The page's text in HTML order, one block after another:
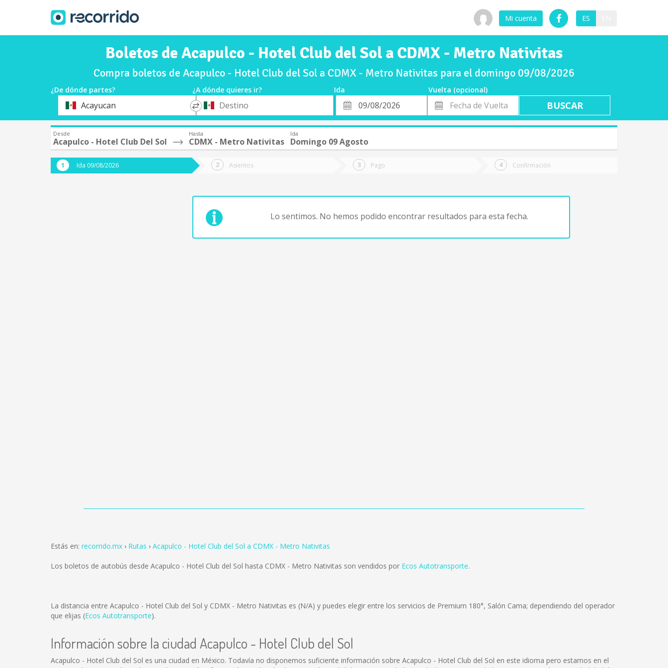
Mi cuenta ES
Boletos de Acapulco - Hotel Club del Sol a CDMX - Metro Nativitas
Compra boletos de Acapulco - Hotel Club del Sol a CDMX - Metro Nativitas para el domingo 09/08/2026
¿De dónde partes? ¿A dónde quieres ir? Ida
Vuelta (opcional)
OrigenAcayucan
*
Destino
Fecha
de
Fecha
de
Vuelta
Desde
Acapulco - Hotel Club Del Sol
Hasta
CDMX - Metro Nativitas
Ida
Domingo 09 Agosto
Ida 09/08/2026 Asientos Pago Confirmación
Lo sentimos. No hemos podido encontrar resultados para esta fecha.
Estás en: recorrido.mx Rutas Acapulco - Hotel Club del Sol a CDMX - Metro Nativitas
Los boletos de autobús desde Acapulco - Hotel Club del Sol hasta CDMX - Metro Nativitas son vendidos por Ecos Autotransporte.
La distancia entre Acapulco - Hotel Club del Sol y CDMX - Metro Nativitas es (N/A) y puedes elegir entre los servicios de Premium 180°, Salón Cama; dependiendo del operador
que elijas (Ecos Autotransporte).
Información sobre la ciudad Acapulco - Hotel Club del Sol
Acapulco - Hotel Club del Sol es una ciudad en México. Todavía no disponemos suficiente información sobre Acapulco - Hotel Club del Sol en este idioma pero estamos en el